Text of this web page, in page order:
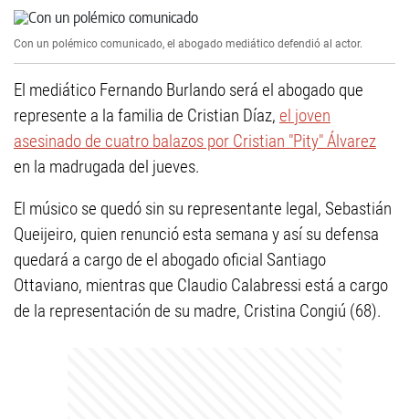
Con un polémico comunicado, el abogado mediático defendió al actor.
El mediático Fernando Burlando será el abogado que
represente a la familia de Cristian Díaz, el joven
asesinado de cuatro balazos por Cristian "Pity" Álvarez
en la madrugada del jueves.
El músico se quedó sin su representante legal, Sebastián
Queijeiro, quien renunció esta semana y así su defensa
quedará a cargo de el abogado oficial Santiago
Ottaviano, mientras que Claudio Calabressi está a cargo
de la representación de su madre, Cristina Congiú (68).